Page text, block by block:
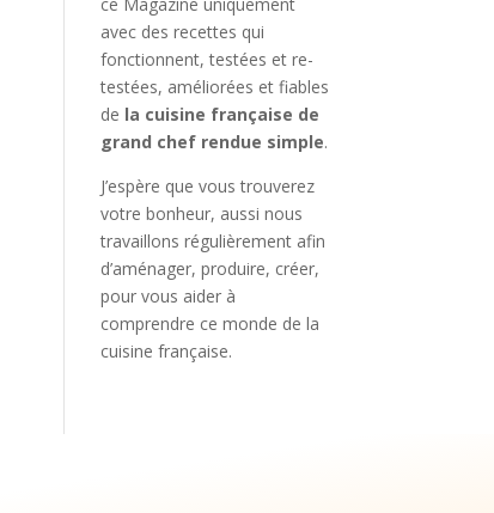
avec des recettes qui
fonctionnent, testées et re-
testées, améliorées et fiables
de la cuisine française de
grand chef rendue simple.
J’espère que vous trouverez
votre bonheur, aussi nous
travaillons régulièrement afin
d’aménager, produire, créer,
pour vous aider à
comprendre ce monde de la
cuisine française.